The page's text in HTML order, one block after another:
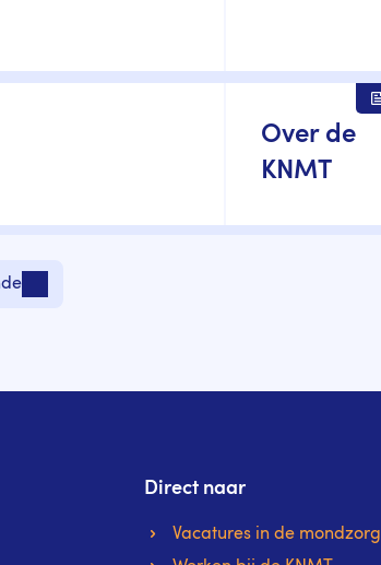
Over de
KNMT
Volgende pagina
Direct naar
Vacatures in de mondzorg